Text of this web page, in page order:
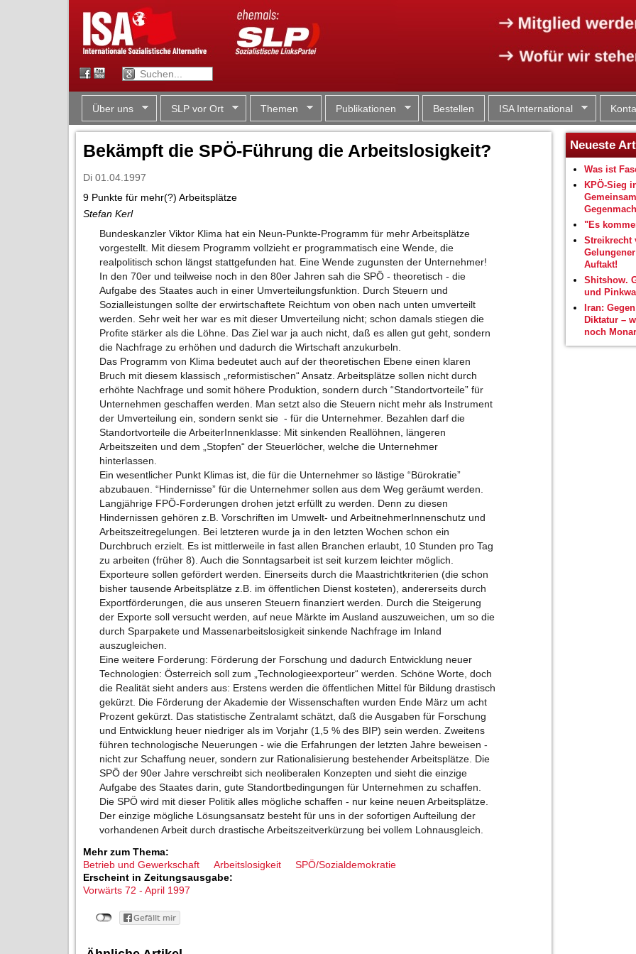
Über uns SLP vor Ort Themen Publikationen Bestellen ISA International
Bekämpft die SPÖ-Führung die Arbeitslosigkeit?
Di 01.04.1997
9 Punkte für mehr(?) Arbeitsplätze
Stefan Kerl
Bundeskanzler Viktor Klima hat ein Neun-Punkte-Programm für mehr Arbeitsplätze
vorgestellt. Mit diesem Programm vollzieht er programmatisch eine Wende, die
realpolitisch schon längst stattgefunden hat. Eine Wende zugunsten der Unternehmer!
In den 70er und teilweise noch in den 80er Jahren sah die SPÖ - theoretisch - die
Aufgabe des Staates auch in einer Umverteilungsfunktion. Durch Steuern und
Sozialleistungen sollte der erwirtschaftete Reichtum von oben nach unten umverteilt
werden. Sehr weit her war es mit dieser Umverteilung nicht; schon damals stiegen die
Profite stärker als die Löhne. Das Ziel war ja auch nicht, daß es allen gut geht, sondern
die Nachfrage zu erhöhen und dadurch die Wirtschaft anzukurbeln.
Das Programm von Klima bedeutet auch auf der theoretischen Ebene einen klaren
Bruch mit diesem klassisch „reformistischen“ Ansatz. Arbeitsplätze sollen nicht durch
erhöhte Nachfrage und somit höhere Produktion, sondern durch “Standortvorteile” für
Unternehmen geschaffen werden. Man setzt also die Steuern nicht mehr als Instrument
der Umverteilung ein, sondern senkt sie - für die Unternehmer. Bezahlen darf die
Standortvorteile die ArbeiterInnenklasse: Mit sinkenden Reallöhnen, längeren
Arbeitszeiten und dem „Stopfen“ der Steuerlöcher, welche die Unternehmer
hinterlassen.
Ein wesentlicher Punkt Klimas ist, die für die Unternehmer so lästige “Bürokratie”
abzubauen. “Hindernisse” für die Unternehmer sollen aus dem Weg geräumt werden.
Langjährige FPÖ-Forderungen drohen jetzt erfüllt zu werden. Denn zu diesen
Hindernissen gehören z.B. Vorschriften im Umwelt- und ArbeitnehmerInnenschutz und
Arbeitszeitregelungen. Bei letzteren wurde ja in den letzten Wochen schon ein
Durchbruch erzielt. Es ist mittlerweile in fast allen Branchen erlaubt, 10 Stunden pro Tag
zu arbeiten (früher 8). Auch die Sonntagsarbeit ist seit kurzem leichter möglich.
Exporteure sollen gefördert werden. Einerseits durch die Maastrichtkriterien (die schon
bisher tausende Arbeitsplätze z.B. im öffentlichen Dienst kosteten), andererseits durch
Exportförderungen, die aus unseren Steuern finanziert werden. Durch die Steigerung
der Exporte soll versucht werden, auf neue Märkte im Ausland auszuweichen, um so die
durch Sparpakete und Massenarbeitslosigkeit sinkende Nachfrage im Inland
auszugleichen.
Eine weitere Forderung: Förderung der Forschung und dadurch Entwicklung neuer
Technologien: Österreich soll zum „Technologieexporteur“ werden. Schöne Worte, doch
die Realität sieht anders aus: Erstens werden die öffentlichen Mittel für Bildung drastisch
gekürzt. Die Förderung der Akademie der Wissenschaften wurden Ende März um acht
Prozent gekürzt. Das statistische Zentralamt schätzt, daß die Ausgaben für Forschung
und Entwicklung heuer niedriger als im Vorjahr (1,5 % des BIP) sein werden. Zweitens
führen technologische Neuerungen - wie die Erfahrungen der letzten Jahre beweisen -
nicht zur Schaffung neuer, sondern zur Rationalisierung bestehender Arbeitsplätze. Die
SPÖ der 90er Jahre verschreibt sich neoliberalen Konzepten und sieht die einzige
Aufgabe des Staates darin, gute Standortbedingungen für Unternehmen zu schaffen.
Die SPÖ wird mit dieser Politik alles mögliche schaffen - nur keine neuen Arbeitsplätze.
Der einzige mögliche Lösungsansatz besteht für uns in der sofortigen Aufteilung der
vorhandenen Arbeit durch drastische Arbeitszeitverkürzung bei vollem Lohnausgleich.
Mehr zum Thema:
Betrieb und Gewerkschaft
Arbeitslosigkeit
SPÖ/Sozialdemokratie
Erscheint in Zeitungsausgabe:
Vorwärts 72 - April 1997
Neueste
Was ist
KPÖ-Sieg
"Es
Streikrecht
Auftakt!
Shitshow.
und
Iran:
Diktatur –
noch